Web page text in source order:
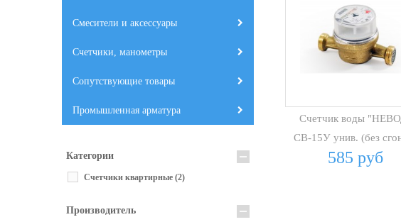
Счетчик воды
СВ-15У унив. (без
585 руб
Смесители и аксессуары
Счетчики, манометры
Сопутствующие товары
Промышленная арматура
Категории
Счетчики квартирные (2)
Производитель